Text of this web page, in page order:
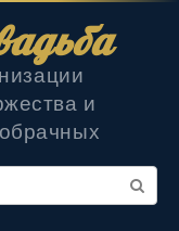
и